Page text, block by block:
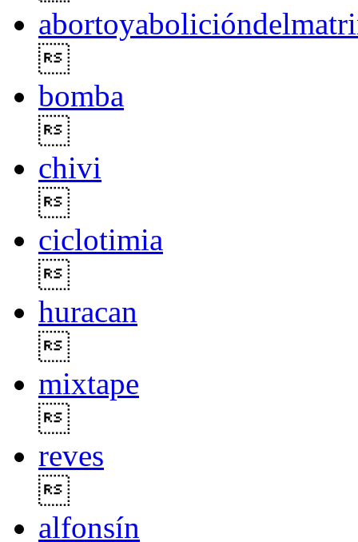
bomba
chivi
ciclotimia
huracan
mixtape
reves
alfonsín